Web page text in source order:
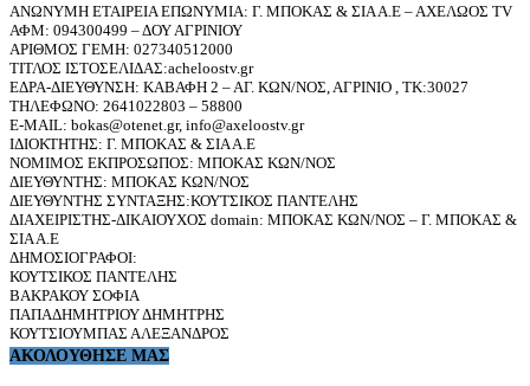
ΑΝΩΝΥΜΗ ΕΤΑΙΡΕΙΑ ΕΠΩΝΥΜΙΑ: Γ. ΜΠΟΚΑΣ & ΣΙΑ Α.Ε – ΑΧΕΛΩΟΣ TV
ΑΦΜ: 094300499 – ΔΟΥ ΑΓΡΙΝΙΟΥ
ΑΡΙΘΜΟΣ ΓΕΜΗ: 027340512000
ΤΙΤΛΟΣ ΙΣΤΟΣΕΛΙΔΑΣ:acheloostv.gr
ΕΔΡΑ-ΔΙΕΥΘΥΝΣΗ: ΚΑΒΑΦΗ 2 – ΑΓ. ΚΩΝ/ΝΟΣ, ΑΓΡΙΝΙΟ , ΤΚ:30027
ΤΗΛΕΦΩΝΟ: 2641022803 – 58800
E-MAIL: bokas@otenet.gr, info@axeloostv.gr
ΙΔΙΟΚΤΗΤΗΣ: Γ. ΜΠΟΚΑΣ & ΣΙΑ Α.Ε
ΝΟΜΙΜΟΣ ΕΚΠΡΟΣΩΠΟΣ: ΜΠΟΚΑΣ ΚΩΝ/ΝΟΣ
ΔΙΕΥΘΥΝΤΗΣ: ΜΠΟΚΑΣ ΚΩΝ/ΝΟΣ
ΔΙΕΥΘΥΝΤΗΣ ΣΥΝΤΑΞΗΣ:ΚΟΥΤΣΙΚΟΣ ΠΑΝΤΕΛΗΣ
ΔΙΑΧΕΙΡΙΣΤΗΣ-ΔΙΚΑΙΟΥΧΟΣ domain: ΜΠΟΚΑΣ ΚΩΝ/ΝΟΣ – Γ. ΜΠΟΚΑΣ &
ΣΙΑ Α.Ε
ΔΗΜΟΣΙΟΓΡΑΦΟΙ:
ΚΟΥΤΣΙΚΟΣ ΠΑΝΤΕΛΗΣ
ΒΑΚΡΑΚΟΥ ΣΟΦΙΑ
ΠΑΠΑΔΗΜΗΤΡΙΟΥ ΔΗΜΗΤΡΗΣ
ΚΟΥΤΣΙΟΥΜΠΑΣ ΑΛΕΞΑΝΔΡΟΣ
ΑΚΟΛΟΥΘΗΣΕ ΜΑΣ